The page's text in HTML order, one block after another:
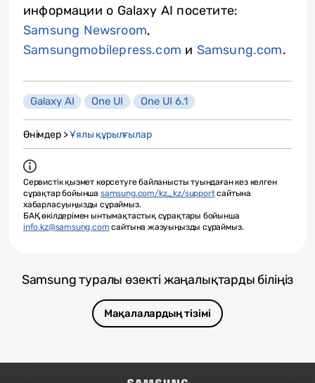
информации о Galaxy AI посетите:
Samsung Newsroom,
Samsungmobilepress.com и Samsung.com.
Galaxy AI One UI One UI 6.1
Өнімдер >Ұялы құрылғылар
Сервистік қызмет көрсетуге байланысты туындаған кез келген
сұрақтар бойынша samsung.com/kz_kz/supportсайтына
хабарласуыңызды сұраймыз.
БАҚ өкілдерімен ынтымақтастық сұрақтары бойынша
info.kz@samsung.com сайтына жазуыңызды сұраймыз.
Samsung туралы өзекті жаңалықтарды біліңіз
Мақалалардың тізімі